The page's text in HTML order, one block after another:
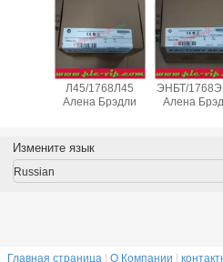
1769Л24ЭРКБ1Б
ПЛК 1768-
Л45/1768Л45
Алена Брэдли
ПЛК
ЭНБТ/
Алена
Измените язык
Russian
Главная страница О Компании